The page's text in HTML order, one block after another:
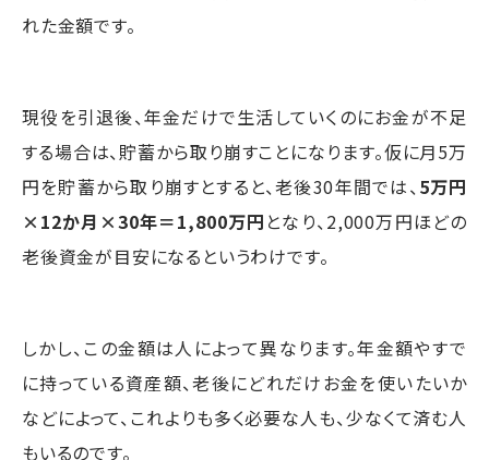
れた金額です。
現役を引退後、年金だけで生活していくのにお金が不足
する場合は、貯蓄から取り崩すことになります。仮に月5万
円を貯蓄から取り崩すとすると、老後30年間では、5万円
×12か月×30年＝1,800万円 となり、2,000万円ほどの
老後資金が目安になるというわけです。
しかし、この金額は人によって異なります。年金額やすで
に持っている資産額、老後にどれだけお金を使いたいか
などによって、これよりも多く必要な人も、少なくて済む人
もいるのです。